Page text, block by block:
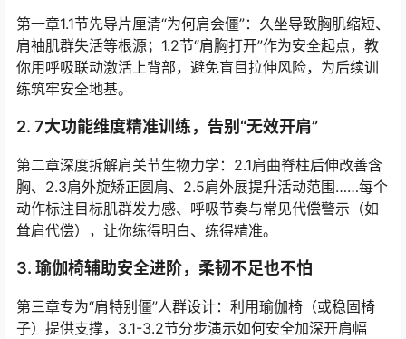
第一章1.1节先导片厘清“为何肩会僵”：久坐导致胸肌缩短、
肩袖肌群失活等根源；1.2节“肩胸打开”作为安全起点，教
你用呼吸联动激活上背部，避免盲目拉伸风险，为后续训
练筑牢安全地基。
2. 7大功能维度精准训练，告别“无效开肩”
第二章深度拆解肩关节生物力学：2.1肩曲脊柱后伸改善含
胸、2.3肩外旋矫正圆肩、2.5肩外展提升活动范围……每个
动作标注目标肌群发力感、呼吸节奏与常见代偿警示（如
耸肩代偿），让你练得明白、练得精准。
3. 瑜伽椅辅助安全进阶，柔韧不足也不怕
第三章专为“肩特别僵”人群设计：利用瑜伽椅（或稳固椅
子）提供支撑，3.1-3.2节分步演示如何安全加深开肩幅